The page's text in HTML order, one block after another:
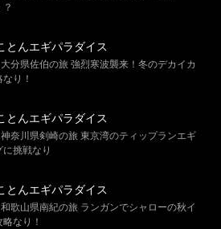
とんエギパラダイス
大分県佐伯の旅 強烈寒波襲来！冬のデカイカ
り！
とんエギパラダイス
神奈川県剣崎の旅 東京湾のティップランエギ
に挑戦なり
とんエギパラダイス
和歌山県南紀の旅 ランガンでシャローの秋イ
略なり！